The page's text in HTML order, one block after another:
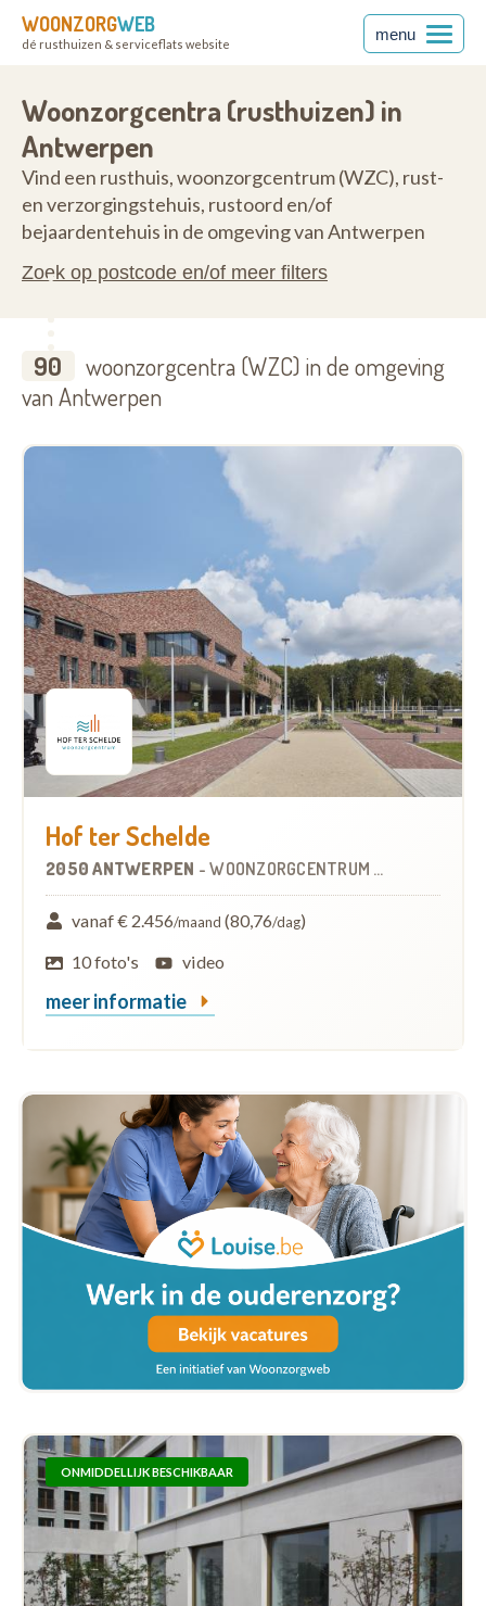
WOONZORGWEB
dé rusthuizen & serviceflats website
menu
Woonzorgcentra (rusthuizen) in
Antwerpen
Vind een rusthuis, woonzorgcentrum (WZC), rust-
en verzorgingstehuis, rustoord en/of
bejaardentehuis in de omgeving van Antwerpen
Zoek op postcode en/of meer filters
90
woonzorgcentra (WZC) in de omgeving
van Antwerpen
Hof ter Schelde
2050 ANTWERPEN -WOONZORGCENTRUM (WZC)
vanaf € 2.456/maand (80,76/dag)
10 foto's
video
meer informatie
ONMIDDELLIJK BESCHIKBAAR